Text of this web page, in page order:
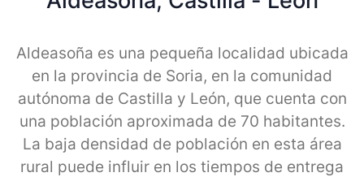
Aldeasoña es una pequeña localidad ubicada
en la provincia de Soria, en la comunidad
autónoma de Castilla y León, que cuenta con
una población aproximada de 70 habitantes.
La baja densidad de población en esta área
rural puede influir en los tiempos de entrega